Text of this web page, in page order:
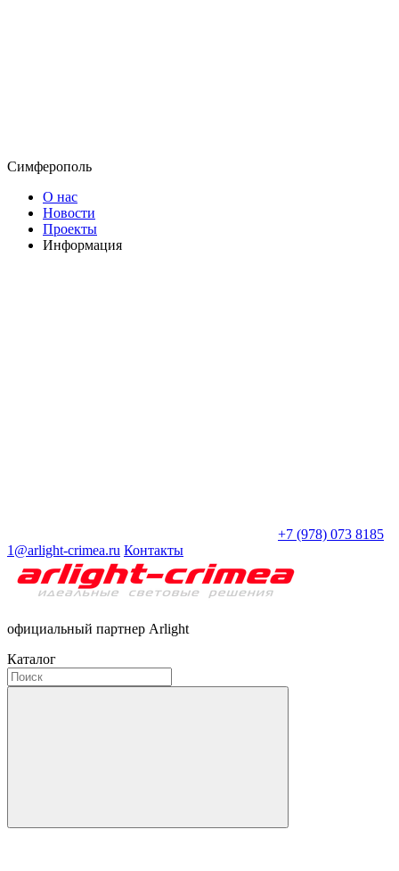
Симферополь
О нас
Новости
Проекты
Информация
+7 (978) 073 8185
1@arlight-crimea.ru Контакты
официальный партнер Arlight
Каталог